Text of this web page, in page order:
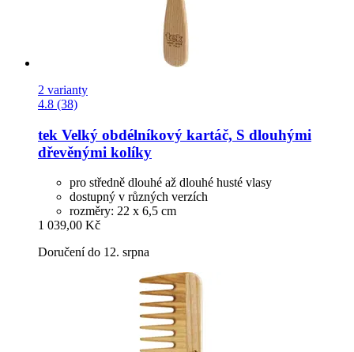
2 varianty
4.8 (38)
tek Velký obdélníkový kartáč, S dlouhými
dřevěnými kolíky
pro středně dlouhé až dlouhé husté vlasy
dostupný v různých verzích
rozměry: 22 x 6,5 cm
1 039,00 Kč
Doručení do 12. srpna